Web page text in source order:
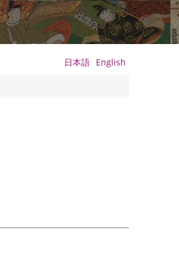
日本語 English